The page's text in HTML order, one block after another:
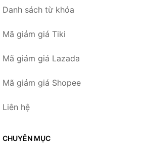
Danh sách từ khóa
Mã giảm giá Tiki
Mã giảm giá Lazada
Mã giảm giá Shopee
Liên hệ
CHUYÊN MỤC